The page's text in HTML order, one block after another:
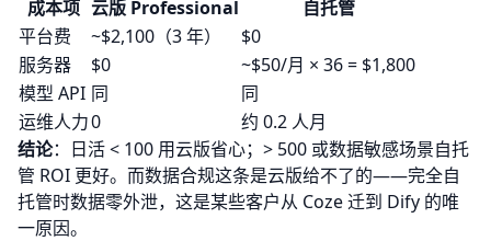
成本项 云版 Professional
自托管
平台费
~$2,100（3 年）
$0
服务器
$0
~$50/月 × 36 = $1,800
模型 API 同
同
运维人力0
约 0.2 人月
结论：日活 < 100 用云版省心；> 500 或数据敏感场景自托
管 ROI 更好。而数据合规这条是云版给不了的——完全自
托管时数据零外泄，这是某些客户从 Coze 迁到 Dify 的唯
一原因。